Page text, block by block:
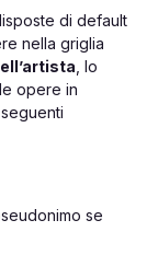
di default
nella griglia
, lo
opere in
se